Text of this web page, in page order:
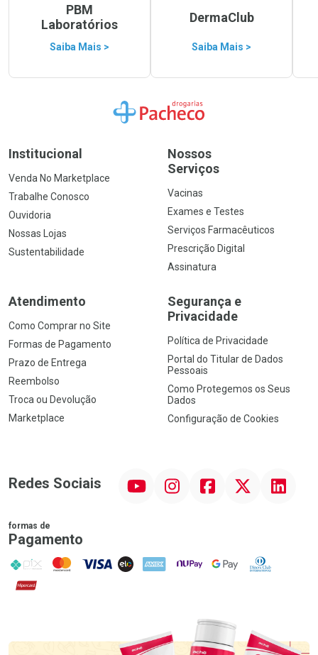
PBM
Laboratórios
Saiba Mais >
DermaClub
Saiba Mais >
Ir para a Home
Institucional
Venda No Marketplace
Trabalhe Conosco
Ouvidoria
Nossas Lojas
Sustentabilidade
Nossos
Serviços
Vacinas
Exames e Testes
Serviços Farmacêuticos
Prescrição Digital
Assinatura
Atendimento
Como Comprar no Site
Formas de Pagamento
Prazo de Entrega
Reembolso
Troca ou Devolução
Marketplace
Segurança e
Privacidade
Política de Privacidade
Portal do Titular de Dados
Pessoais
Como Protegemos os Seus
Dados
Configuração de Cookies
Redes Sociais InstagramFacebook Linkedin
formas de
Pagamento
PIX MasterCard
VISA ELO AMEX NuPay Google PayDiners Club
Hipercard
Promoção em Destaque